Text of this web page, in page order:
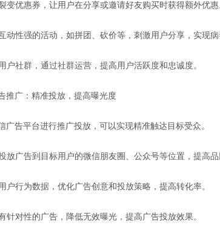
变优惠券，让用户在分享或邀请好友购买时获得额外优惠
动性强的活动，如拼团、砍价等，刺激用户分享，实现病
户社群，通过社群运营，提高用户活跃度和忠诚度。
推广：精准投放，提高曝光度
广告平台进行推广投放，可以实现精准触达目标受众。
放广告到目标用户的微信朋友圈、公众号等位置，提高品
户行为数据，优化广告创意和投放策略，提高转化率。
针对性的广告，降低无效曝光，提高广告投放效果。